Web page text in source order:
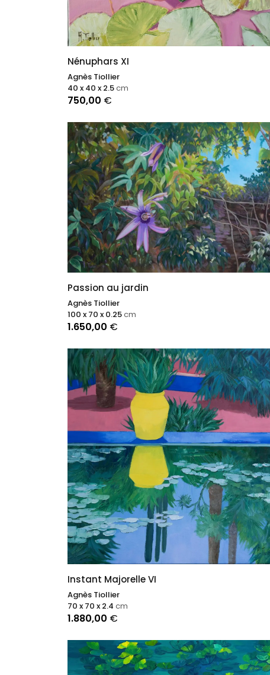
Nénuphars XI
Agnès Tiollier
750,00 €
40 x 40 x 2.5cm
Passion au jardin
Agnès Tiollier
1.650,00 €
100 x 70 x 0.25cm
Instant Majorelle VI
Agnès Tiollier
1.880,00 €
70 x 70 x 2.4 cm